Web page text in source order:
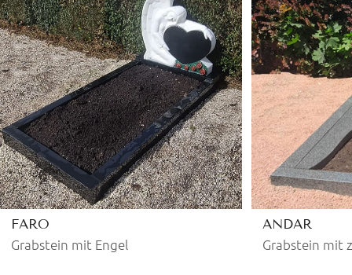
FARO
Grabstein mit Engel
ANDAR
Grabstein mit